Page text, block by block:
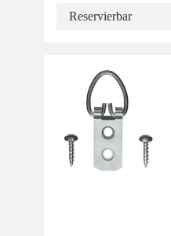
Reservierbar